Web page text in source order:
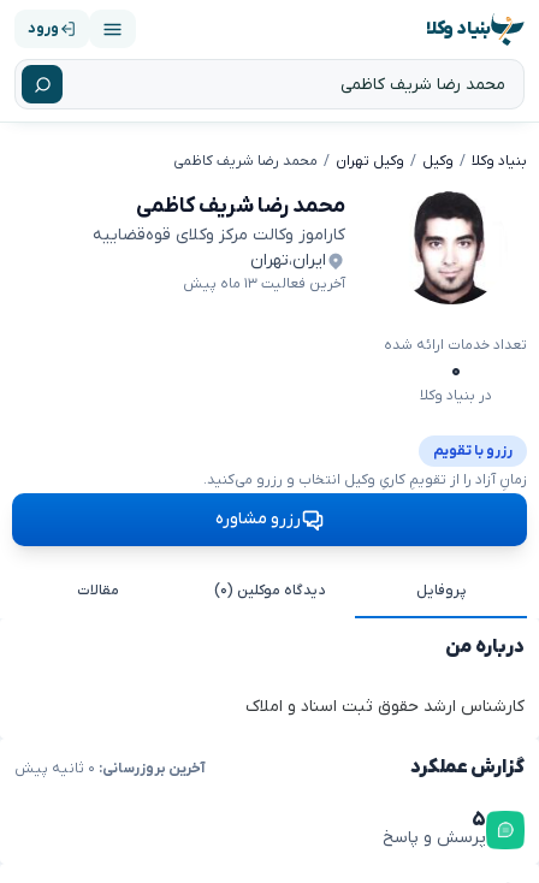
بنیاد وکلا ورود
بنیاد وکلا وکیل وکیل تهران محمد رضا شریف کاظمی
محمد رضا شریف کاظمی
کاراموز وکالت مرکز وکلای قوه‌قضاییه
ایران،تهران
آخرین فعالیت ۱۳ ماه پیش
تعداد خدمات ارائه شده
۰
در بنیاد وکلا
رزرو با تقویم
زمانِ آزاد را از تقویمِ کاریِ وکیل انتخاب و رزرو می‌کنید.
رزرو مشاوره
پروفایل دیدگاه موکلین (۰) مقالات
درباره من
کارشناس ارشد حقوق ثبت اسناد و املاک
گزارش عملکرد آخرین بروزرسانی:
۵
پرسش و پاسخ